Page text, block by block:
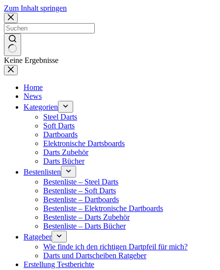
Zum Inhalt springen
Keine Ergebnisse
Home
News
Kategorien
Steel Darts
Soft Darts
Dartboards
Elektronische Dartsboards
Darts Zubehör
Darts Bücher
Bestenlisten
Bestenliste – Steel Darts
Bestenliste – Soft Darts
Bestenliste – Dartboards
Bestenliste – Elektronische Dartboards
Bestenliste – Darts Zubehör
Bestenliste – Darts Bücher
Ratgeber
Wie finde ich den richtigen Dartpfeil für mich?
Darts und Dartscheiben Ratgeber
Erstellung Testberichte